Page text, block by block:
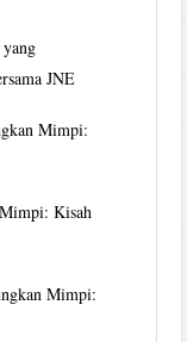
JNE
Mimpi:
Kisah
Mimpi: